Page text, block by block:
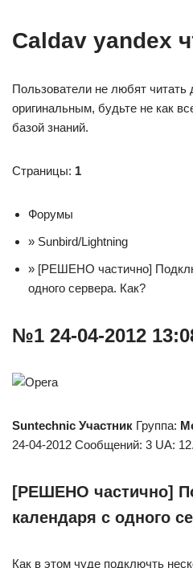
Caldav yandex
Пользователи не любят читать
оригинальным, будьте не как
базой знаний.
Страницы: 1
Форумы
» Sunbird/Lightning
» [РЕШЕНО частично]
одного сервера. Как?
№1 24-04-2012
Suntechnic Участник Группа:
24-04-2012 Сообщений: 3 UA:
[РЕШЕНО частично]
календаря с одного
Как в этом чуде подключть